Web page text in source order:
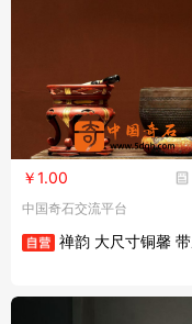
￥1.00
中国奇石交流平台
禅韵 大尺寸铜馨